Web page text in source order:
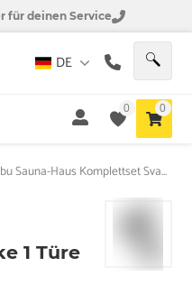
für deinen Service
DE
0 0
Karibu Sauna-Haus Komplettset Svaneke 1 Türe Modern 38 mm
1 Türe